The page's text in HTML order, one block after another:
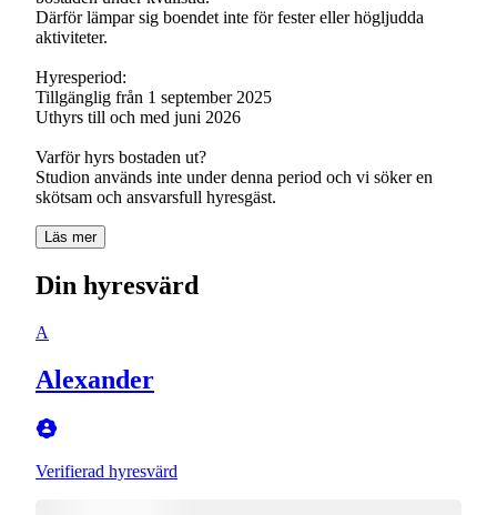
Därför lämpar sig boendet inte för fester eller högljudda
aktiviteter.
Hyresperiod:
Tillgänglig från 1 september 2025
Uthyrs till och med juni 2026
Varför hyrs bostaden ut?
Studion används inte under denna period och vi söker en
skötsam och ansvarsfull hyresgäst.
Läs mer
Din hyresvärd
A
Alexander
Verifierad hyresvärd